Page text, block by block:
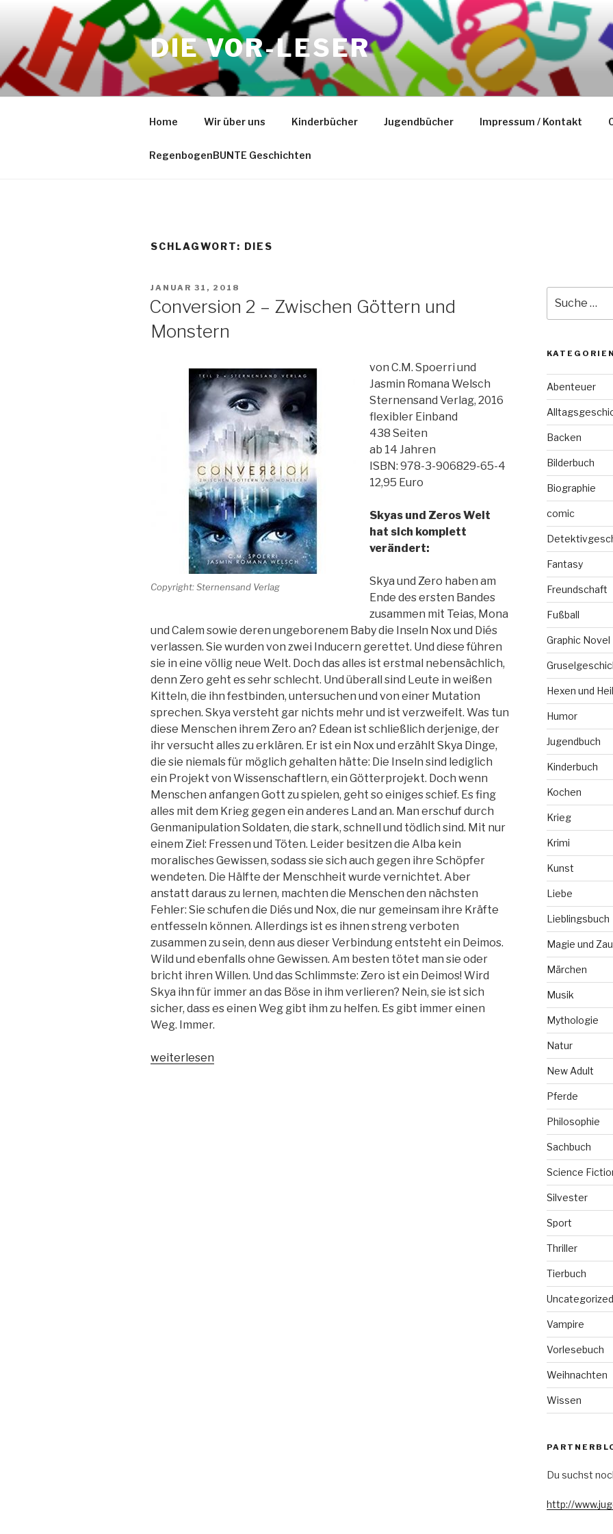
springen
DIE VOR-LESER
Home Wir über uns Kinderbücher Jugendbücher Impressum / Kontakt
RegenbogenBUNTE Geschichten
SCHLAGWORT: DIES
VERÖFFENTLICHT
JANUAR 31, 2018
Conversion 2 – Zwischen Göttern und
Monstern
Copyright: Sternensand Verlag
von C.M. Spoerri und
Jasmin Romana Welsch
Sternensand Verlag, 2016
flexibler Einband
438 Seiten
ab 14 Jahren
ISBN: 978-3-906829-65-4
12,95 Euro
Skyas und Zeros Welt
hat sich komplett
verändert:
Skya und Zero haben am
Ende des ersten Bandes
zusammen mit Teias, Mona
und Calem sowie deren ungeborenem Baby die Inseln Nox und Diés
verlassen. Sie wurden von zwei Inducern gerettet. Und diese führen
sie in eine völlig neue Welt. Doch das alles ist erstmal nebensächlich,
denn Zero geht es sehr schlecht. Und überall sind Leute in weißen
Kitteln, die ihn festbinden, untersuchen und von einer Mutation
sprechen. Skya versteht gar nichts mehr und ist verzweifelt. Was tun
diese Menschen ihrem Zero an? Edean ist schließlich derjenige, der
ihr versucht alles zu erklären. Er ist ein Nox und erzählt Skya Dinge,
die sie niemals für möglich gehalten hätte: Die Inseln sind lediglich
ein Projekt von Wissenschaftlern, ein Götterprojekt. Doch wenn
Menschen anfangen Gott zu spielen, geht so einiges schief. Es fing
alles mit dem Krieg gegen ein anderes Land an. Man erschuf durch
Genmanipulation Soldaten, die stark, schnell und tödlich sind. Mit nur
einem Ziel: Fressen und Töten. Leider besitzen die Alba kein
moralisches Gewissen, sodass sie sich auch gegen ihre Schöpfer
wendeten. Die Hälfte der Menschheit wurde vernichtet. Aber
anstatt daraus zu lernen, machten die Menschen den nächsten
Fehler: Sie schufen die Diés und Nox, die nur gemeinsam ihre Kräfte
entfesseln können. Allerdings ist es ihnen streng verboten
zusammen zu sein, denn aus dieser Verbindung entsteht ein Deimos.
Wild und ebenfalls ohne Gewissen. Am besten tötet man sie oder
bricht ihren Willen. Und das Schlimmste: Zero ist ein Deimos! Wird
Skya ihn für immer an das Böse in ihm verlieren? Nein, sie ist sich
sicher, dass es einen Weg gibt ihm zu helfen. Es gibt immer einen
Weg. Immer.
„Conversion
weiterlesen
nach:
KATEGORIEN
Abenteuer
Backen
Bilderbuch
Biographie
comic
Fantasy
Freundschaft
Fußball
Graphic Novel
Hexen und
Humor
Jugendbuch
Kinderbuch
Kochen
Krieg
Krimi
Kunst
Liebe
Lieblingsbuch
Magie und
Märchen
Musik
Mythologie
Natur
New Adult
Pferde
Philosophie
Sachbuch
Science
Silvester
Sport
Thriller
Tierbuch
Uncategorized
Vampire
Vorlesebuch
Weihnachten
Wissen
Du suchst
http://